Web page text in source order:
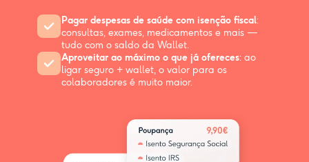
Pagar despesas de saúde com isenção fiscal:
consultas, exames, medicamentos e mais —
tudo com o saldo da Wallet.
Aproveitar ao máximo o que já ofereces: ao
ligar seguro + wallet, o valor para os
colaboradores é muito maior.